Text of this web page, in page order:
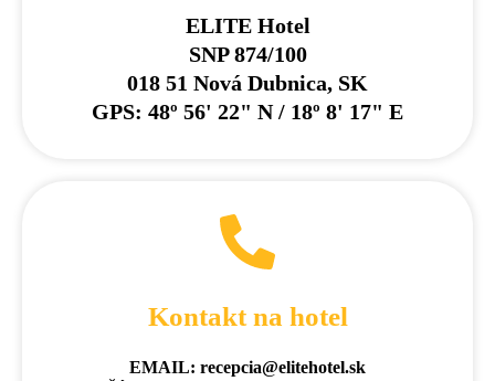
ELITE Hotel
SNP 874/100
018 51 Nová Dubnica, SK
GPS: 48º 56' 22" N / 18º 8' 17" E
Kontakt na hotel
EMAIL: recepcia@elitehotel.sk